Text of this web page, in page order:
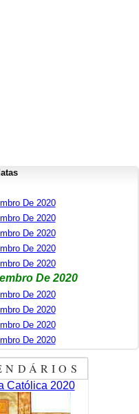
De 2020
De 2020
De 2020
De 2020
De 2020
De 2020
De 2020
De 2020
De 2020
De 2020
Católica 2020